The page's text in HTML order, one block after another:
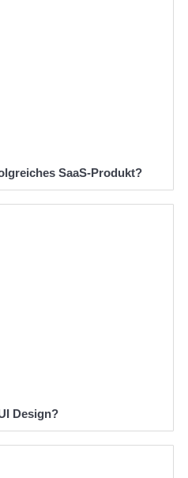
SaaS-Produkt?
Design?